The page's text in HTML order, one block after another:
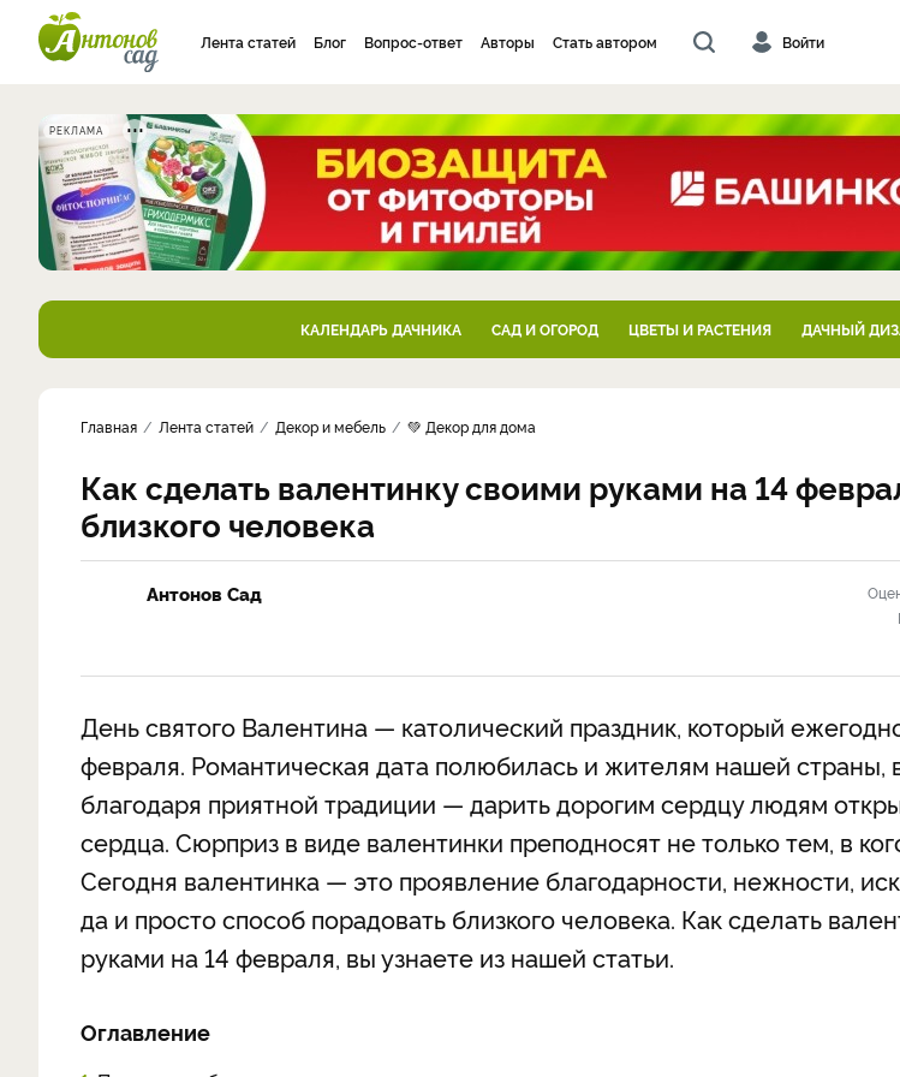
Лента статей Блог Вопрос-ответ Авторы Стать автором Войти
РЕКЛАМА
КАЛЕНДАРЬ ДАЧНИКА САД И ОГОРОД ЦВЕТЫ И РАСТЕНИЯ ДАЧНЫЙ
Главная Лента статей Декор и мебель 💚 Декор для дома
Как сделать валентинку своими руками на 14
близкого человека
Антонов Сад
День святого Валентина — католический праздник, который
февраля. Романтическая дата полюбилась и жителям нашей страны,
благодаря приятной традиции — дарить дорогим сердцу людям
сердца. Сюрприз в виде валентинки преподносят не только тем, в
Сегодня валентинка — это проявление благодарности, нежности,
да и просто способ порадовать близкого человека. Как сделать
руками на 14 февраля, вы узнаете из нашей статьи.
Оглавление